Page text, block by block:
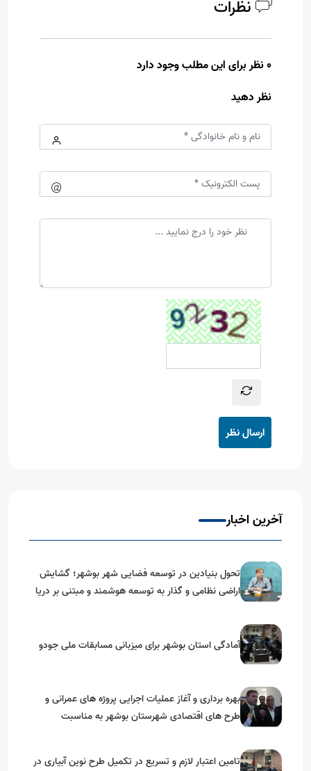
نظرات
0 نظر برای این مطلب وجود دارد
نظر دهید
ارسال نظر
آخرین اخبار
تحول بنیادین در توسعه فضایی شهر بوشهر؛ گشایش
اراضی نظامی و گذار به توسعه هوشمند و مبتنی بر دریا
آمادگی استان بوشهر برای میزبانی مسابقات ملی جودو
بهره برداری و آغاز عملیات اجرایی پروژه های عمرانی و
طرح های اقتصادی شهرستان بوشهر به مناسبت
تامین اعتبار لازم و تسریع در تکمیل طرح نوین آبیاری در